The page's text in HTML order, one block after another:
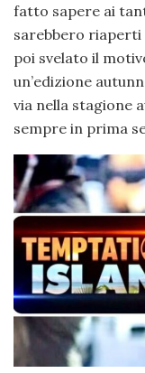
fatto sapere ai
sarebbero riaperti
poi svelato il
un’edizione
via nella stagione
sempre in prima